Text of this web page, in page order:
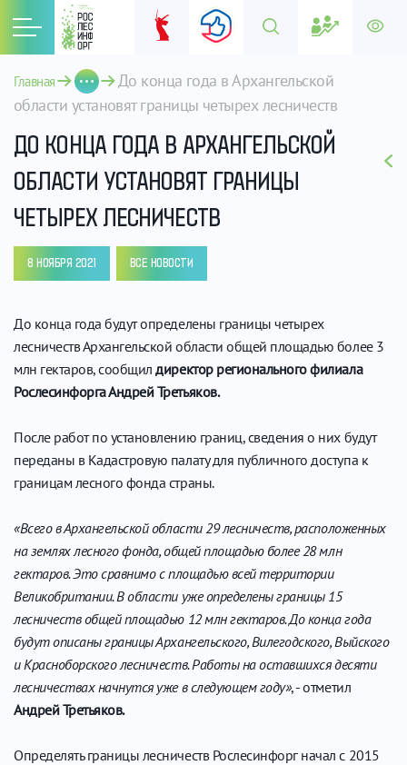
Главная
До конца года в Архангельской
области установят границы четырех лесничеств
ДО КОНЦА ГОДА В АРХАНГЕЛЬСКОЙ
ОБЛАСТИ УСТАНОВЯТ ГРАНИЦЫ
ЧЕТЫРЕХ ЛЕСНИЧЕСТВ
8 НОЯБРЯ 2021 ВСЕ НОВОСТИ
До конца года будут определены границы четырех
лесничеств Архангельской области общей площадью более 3
млн гектаров, сообщилдиректор регионального филиала
Рослесинфорга Андрей Третьяков.
После работ по установлению границ, сведения о них будут
переданы в Кадастровую палату для публичного доступа к
границам лесного фонда страны.
«Всего в Архангельской области 29 лесничеств, расположенных
на землях лесного фонда, общей площадью более 28 млн
гектаров. Это сравнимо с площадью всей территории
Великобритании. В области уже определены границы 15
лесничеств общей площадью 12 млн гектаров. До конца года
будут описаны границы Архангельского, Вилегодского, Выйского
и Красноборского лесничеств. Работы на оставшихся десяти
лесничествах начнутся уже в следующем году», - отметил
Андрей Третьяков.
Определять границы лесничеств Рослесинфорг начал с 2015